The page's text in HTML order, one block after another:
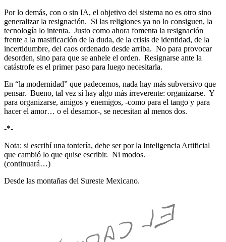
Por lo demás, con o sin IA, el objetivo del sistema no es otro sino
generalizar la resignación. Si las religiones ya no lo consiguen, la
tecnología lo intenta. Justo como ahora fomenta la resignación
frente a la masificación de la duda, de la crisis de identidad, de la
incertidumbre, del caos ordenado desde arriba. No para provocar
desorden, sino para que se anhele el orden. Resignarse ante la
catástrofe es el primer paso para luego necesitarla.
En “la modernidad” que padecemos, nada hay más subversivo que
pensar. Bueno, tal vez sí hay algo más irreverente: organizarse. Y
para organizarse, amigos y enemigos, -como para el tango y para
hacer el amor… o el desamor-, se necesitan al menos dos.
-*-
Nota: si escribí una tontería, debe ser por la Inteligencia Artificial
que cambió lo que quise escribir. Ni modos.
(continuará…)
Desde las montañas del Sureste Mexicano.